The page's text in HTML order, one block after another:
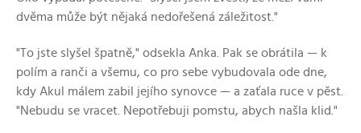
dvěma může být nějaká nedořešená záležitost."
"To jste slyšel špatně," odsekla Anka. Pak se obrátila — k
polím a ranči a všemu, co pro sebe vybudovala ode dne,
kdy Akul málem zabil jejího synovce — a zaťala ruce v pěst.
"Nebudu se vracet. Nepotřebuji pomstu, abych našla klid."